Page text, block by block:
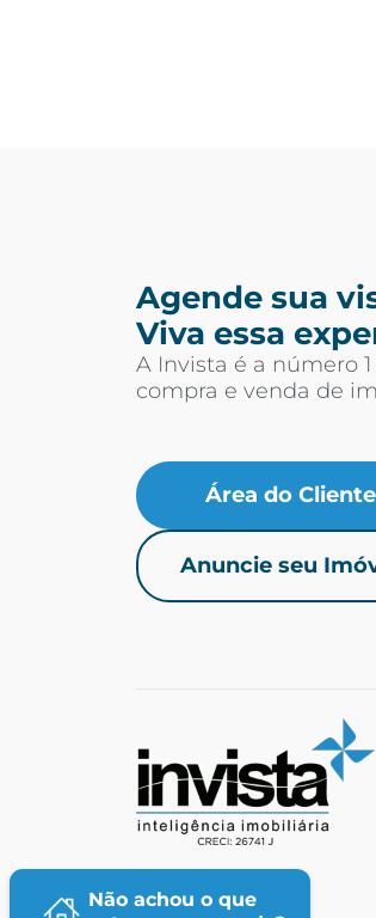
Agende sua
Viva essa
A Invista é a número
compra e venda de
Área do Cliente
Anuncie seu
Não achou o que